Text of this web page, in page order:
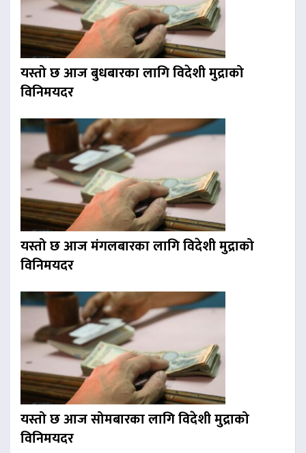
यस्तो छ आज बुधबारका लागि विदेशी मुद्राको
विनिमयदर
यस्तो छ आज मंगलबारका लागि विदेशी मुद्राको
विनिमयदर
यस्तो छ आज सोमबारका लागि विदेशी मुद्राको
विनिमयदर